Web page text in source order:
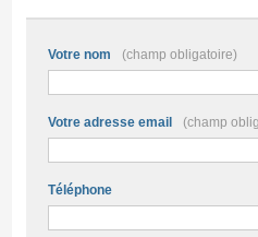
Formulaire de contact
Votre nom (champ obligatoire)
Votre adresse email (champ
Téléphone